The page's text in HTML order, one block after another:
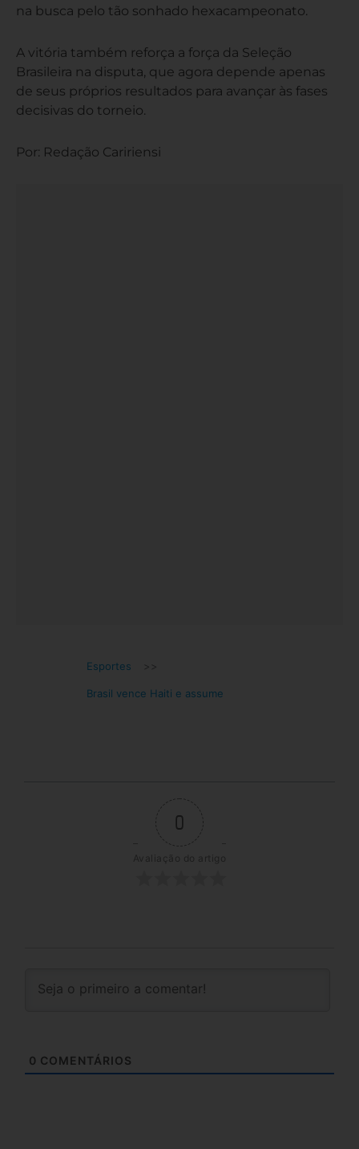
na busca pelo tão sonhado hexacampeonato.
A vitória também reforça a força da Seleção
Brasileira na disputa, que agora depende apenas
de seus próprios resultados para avançar às fases
decisivas do torneio.
Por: Redação Caririensi
Esportes >>
Brasil vence Haiti e assume
0
Avaliação do artigo
0 COMENTÁRIOS